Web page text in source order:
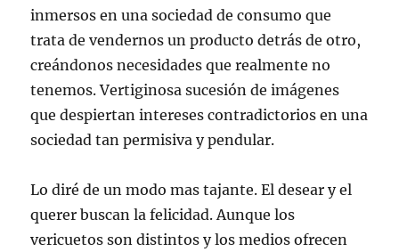
inmersos en una sociedad de consumo que
trata de vendernos un producto detrás de otro,
creándonos necesidades que realmente no
tenemos. Vertiginosa sucesión de imágenes
que despiertan intereses contradictorios en una
sociedad tan permisiva y pendular.
Lo diré de un modo mas tajante. El desear y el
querer buscan la felicidad. Aunque los
vericuetos son distintos y los medios ofrecen